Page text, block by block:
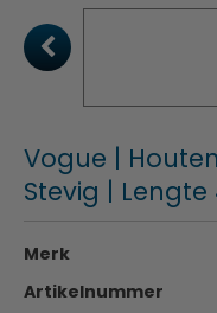
Vogue |
Stevig | Lengte
Merk
Artikelnummer